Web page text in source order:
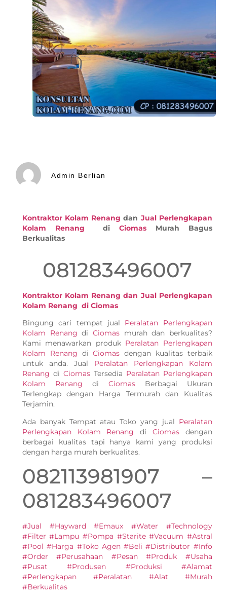
Admin Berlian
Kontraktor Kolam Renang dan Jual Perlengkapan
Kolam Renang
di Ciomas Murah Bagus
Berkualitas
081283496007
Kontraktor Kolam Renang dan Jual Perlengkapan
Kolam Renang di Ciomas
Bingung cari tempat jual Peralatan Perlengkapan
Kolam Renangdi Ciomasmurah dan berkualitas?
Kami menawarkan produk Peralatan Perlengkapan
Kolam Renang di Ciomas dengan kualitas terbaik
untuk anda. Jual Peralatan Perlengkapan Kolam
Renang di CiomasTersedia Peralatan Perlengkapan
Kolam Renang di CiomasBerbagai Ukuran
Terlengkap dengan Harga Termurah dan Kualitas
Terjamin.
Ada banyak Tempat atau Toko yang jual Peralatan
Perlengkapan Kolam Renang diCiomas dengan
berbagai kualitas tapi hanya kami yang produksi
dengan harga murah berkualitas.
082113981907 –
081283496007
#Jual #Hayward #Emaux #Water #Technology
#Filter #Lampu #Pompa #Starite #Vacuum #Astral
#Pool #Harga #Toko Agen #Beli #Distributor #Info
#Order #Perusahaan #Pesan #Produk #Usaha
#Pusat #Produsen #Produksi #Alamat
#Perlengkapan #Peralatan #Alat #Murah
#Berkualitas